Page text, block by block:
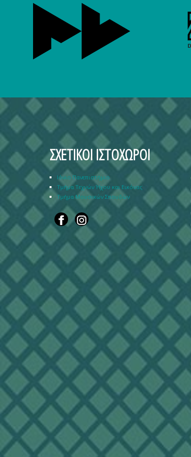
ΣΧΕΤΙΚΟΙ ΙΣΤΟΧΩΡΟΙ
Ιόνιο Πανεπιστήμιο
Τμήμα Τεχνών Ήχου και Εικόνας
Τμήμα Μουσικών Σπουδών